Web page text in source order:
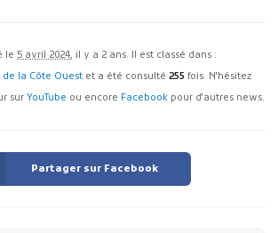
le 5 avril 2024, il y a 2 ans. Il est classé dans :
la Côte Ouest et a été consulté 255 fois. N'hésitez
sur YouTube ou encore Facebook pour d'autres news.
Partager sur Facebook